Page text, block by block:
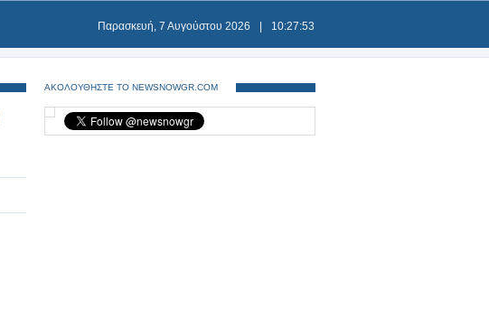
Παρασκευή, 7 Αυγούστου 2026 10:27:54
ΑΚΟΛΟΥΘΗΣΤΕ ΤΟ NEWSNOWGR.COM